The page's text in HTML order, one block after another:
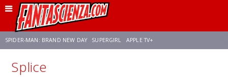
SPIDER-MAN: BRAND NEW DAY SUPERGIRL APPLE TV+
FRANCO RICCIARDIELLO
Splice